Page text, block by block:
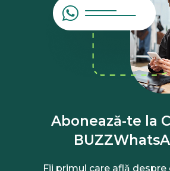
Abonează-te la
Fii primul care află despre